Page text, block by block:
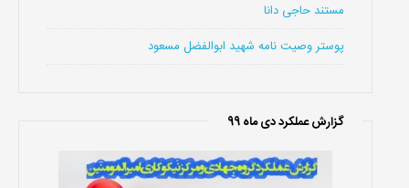
مستند حاجی دانا
پوستر وصیت نامه شهید ابوالفضل مسعود
گزارش عملکرد دی ماه 99